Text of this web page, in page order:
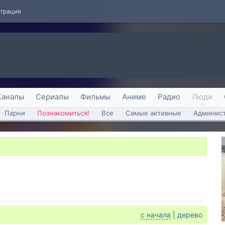
Сериалы Фильмы Аниме Радио Люди
Парни Познакомиться! Все Самые активные
с начала дерево